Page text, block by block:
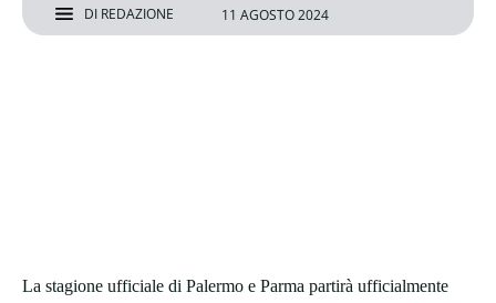
DI REDAZIONE 11 AGOSTO 2024
La stagione ufficiale di Palermo e Parma partirà ufficialmente